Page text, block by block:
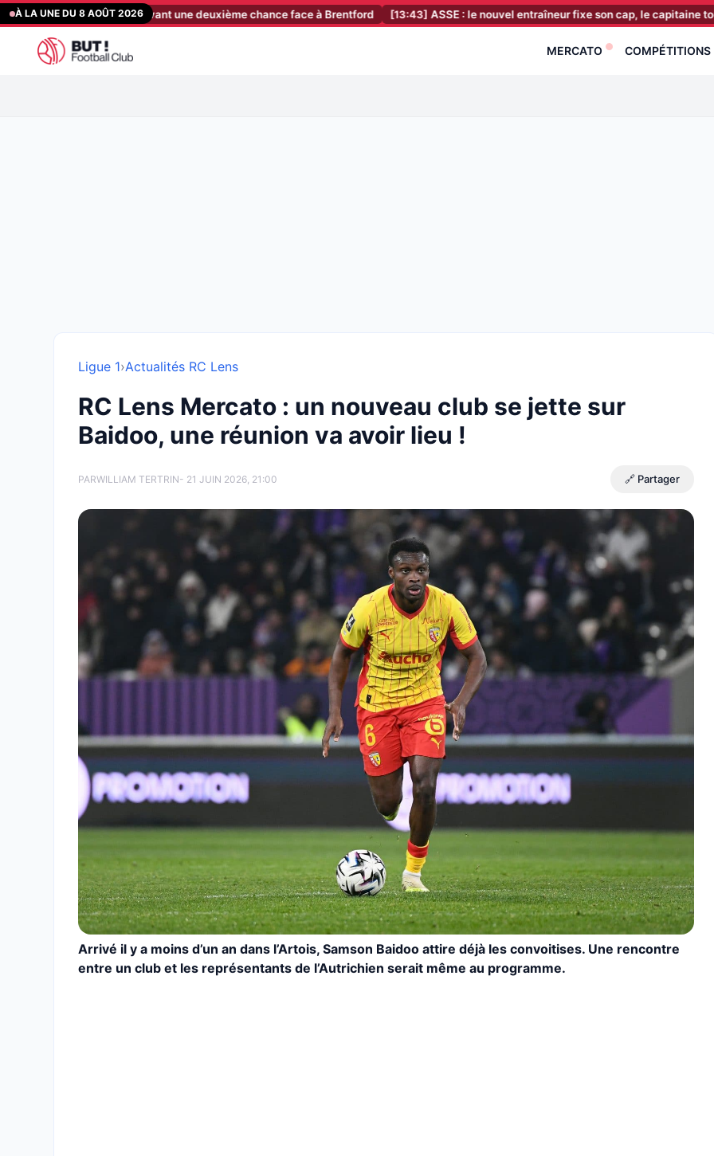
Aller
au
contenu
À LA UNE DU 8 AOÛT 2026
: Rennes chute avant une deuxième chance face à Brentford [13:43] ASSE : le nouvel entraîneur fixe son cap, le capitaine tourne la
MERCATO COMPÉTITIONS
Ligue 1›Actualités RC Lens
RC Lens Mercato : un nouveau club se jette sur
Baidoo, une réunion va avoir lieu !
PARWILLIAM TERTRIN- 21 JUIN 2026, 21:00 🔗 Partager
Arrivé il y a moins d’un an dans l’Artois, Samson Baidoo attire déjà les convoitises. Une rencontre
entre un club et les représentants de l’Autrichien serait même au programme.